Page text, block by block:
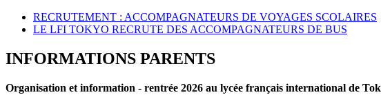
RECRUTEMENT : ACCOMPAGNATEURS DE VOYAGES SCOLAIRES
LE LFI TOKYO RECRUTE DES ACCOMPAGNATEURS DE BUS
INFORMATIONS PARENTS
Organisation et information - rentrée 2026 au lycée français international de